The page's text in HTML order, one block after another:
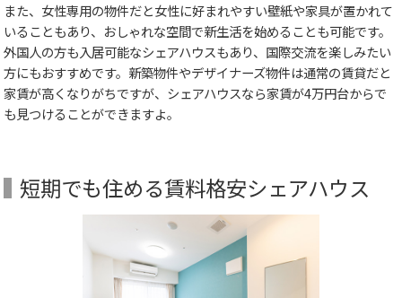
また、女性専用の物件だと女性に好まれやすい壁紙や家具が置かれて
いることもあり、おしゃれな空間で新生活を始めることも可能です。
外国人の方も入居可能なシェアハウスもあり、国際交流を楽しみたい
方にもおすすめです。新築物件やデザイナーズ物件は通常の賃貸だと
家賃が高くなりがちですが、シェアハウスなら家賃が4万円台からで
も見つけることができますよ。
短期でも住める賃料格安シェアハウス